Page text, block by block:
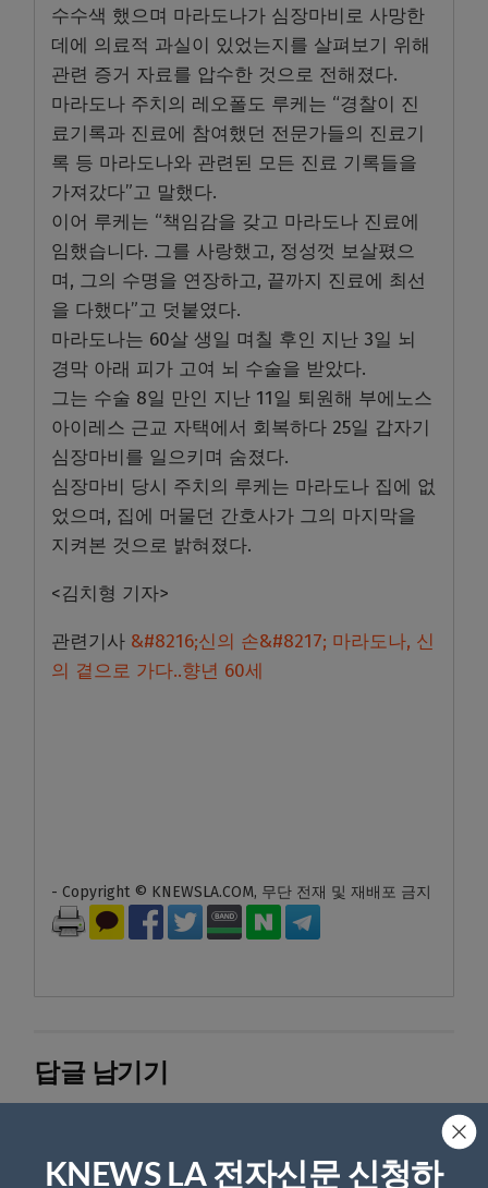
수수색 했으며 마라도나가 심장마비로 사망한
데에 의료적 과실이 있었는지를 살펴보기 위해
관련 증거 자료를 압수한 것으로 전해졌다.
마라도나 주치의 레오폴도 루케는 “경찰이 진
료기록과 진료에 참여했던 전문가들의 진료기
록 등 마라도나와 관련된 모든 진료 기록들을
가져갔다”고 말했다.
이어 루케는 “책임감을 갖고 마라도나 진료에
임했습니다. 그를 사랑했고, 정성껏 보살폈으
며, 그의 수명을 연장하고, 끝까지 진료에 최선
을 다했다”고 덧붙였다.
마라도나는 60살 생일 며칠 후인 지난 3일 뇌
경막 아래 피가 고여 뇌 수술을 받았다.
그는 수술 8일 만인 지난 11일 퇴원해 부에노스
아이레스 근교 자택에서 회복하다 25일 갑자기
심장마비를 일으키며 숨졌다.
심장마비 당시 주치의 루케는 마라도나 집에 없
었으며, 집에 머물던 간호사가 그의 마지막을
지켜본 것으로 밝혀졌다.
<김치형 기자>
관련기사 &#8216;신의 손&#8217; 마라도나, 신
의 곁으로 가다..향년 60세
- Copyright © KNEWSLA.COM, 무단 전재 및 재배포 금지
답글 남기기
KNEWS LA 전자신문 신청하